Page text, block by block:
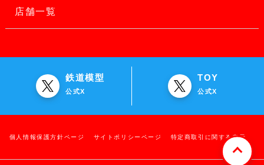
店舗一覧
鉄道模型
公式X
TOY
公式X
個人情報保護方針ページ サイトポリシーページ 特定商取引に関する表示